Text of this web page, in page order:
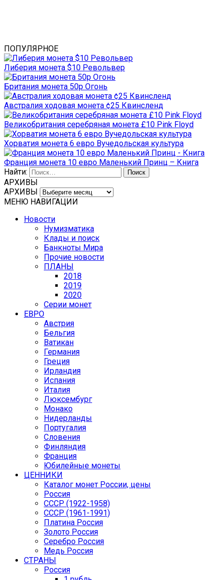
ПОПУЛЯРНОЕ
Либерия монета $10 Револьвер
Британия монета 50р Огонь
Австралия ходовая монета ¢25 Квинсленд
Великобритания серебряная монета £10 Pink Floyd
Хорватия монета 6 евро Вучедольская культура
Франция монета 10 евро Маленький Принц – Книга
Найти:
АРХИВЫ
АРХИВЫ
МЕНЮ НАВИГАЦИИ
Новости
Нумизматика
Клады и поиск
Банкноты Мира
Прочие новости
ПЛАНЫ
2018
2019
2020
Серии монет
ЕВРО
Австрия
Бельгия
Ватикан
Германия
Греция
Ирландия
Испания
Италия
Люксембург
Монако
Нидерланды
Португалия
Словения
Финляндия
Франция
Юбилейные монеты
ЦЕННИКИ
Каталог монет России, цены
Россия
СССР (1922-1958)
CCCР (1961-1991)
Платина Россия
Золото Россия
Серебро Россия
Медь Россия
СТРАНЫ
Россия